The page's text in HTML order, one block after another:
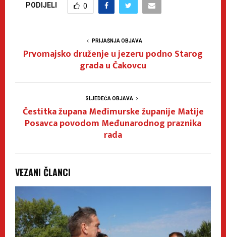
PODIJELI 0
PRIJAŠNJA OBJAVA
Prvomajsko druženje u jezeru podno Starog
grada u Čakovcu
SLJEDEĆA OBJAVA
Čestitka župana Međimurske županije Matije
Posavca povodom Međunarodnog praznika
rada
VEZANI ČLANCI